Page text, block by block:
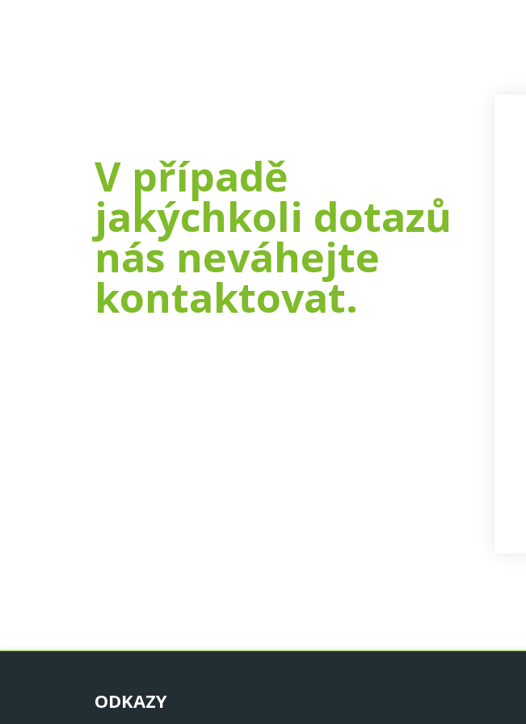
V případě
jakýchkoli dotazů
nás neváhejte
kontaktovat.
ODKAZY